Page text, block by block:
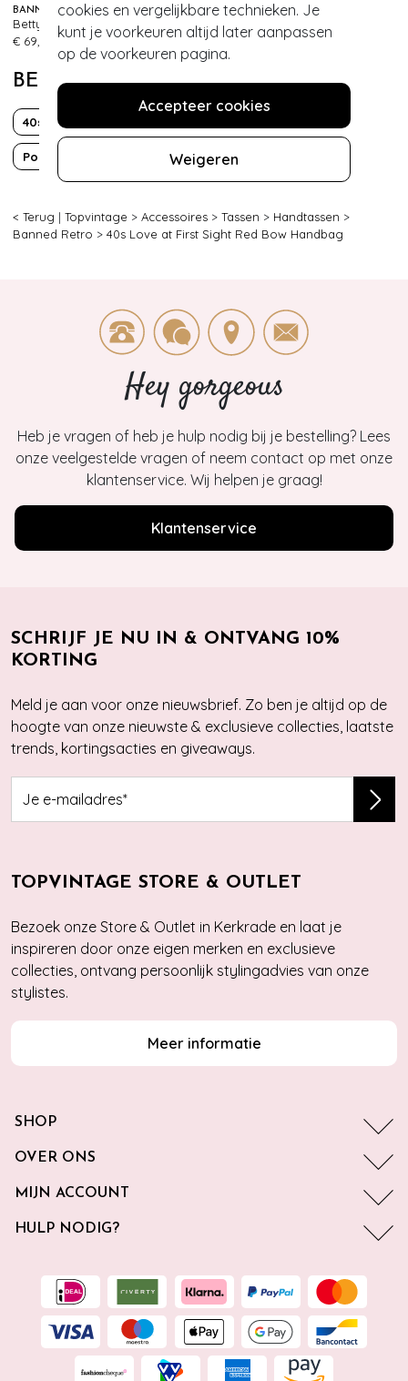
cookies en vergelijkbare technieken. Je
kunt je voorkeuren altijd later aanpassen
op de voorkeuren pagina.
Accepteer cookies
Weigeren
BANNED RETRO
Betty-pumps in zwart
€ 69,95
769
BEKIJK MEER VAN
40s
Polkadot Strik
< Terug | Topvintage > Accessoires > Tassen > Handtassen >
Banned Retro > 40s Love at First Sight Red Bow Handbag
Hey gorgeous
Heb je vragen of heb je hulp nodig bij je bestelling? Lees
onze veelgestelde vragen of neem contact op met onze
klantenservice. Wij helpen je graag!
Klantenservice
SCHRIJF JE NU IN & ONTVANG 10%
KORTING
Meld je aan voor onze nieuwsbrief. Zo ben je altijd op de
hoogte van onze nieuwste & exclusieve collecties, laatste
trends, kortingsacties en giveaways.
TOPVINTAGE STORE & OUTLET
Bezoek onze Store & Outlet in Kerkrade en laat je
inspireren door onze eigen merken en exclusieve
collecties, ontvang persoonlijk stylingadvies van onze
stylistes.
Meer informatie
SHOP
OVER ONS
MIJN ACCOUNT
HULP NODIG?